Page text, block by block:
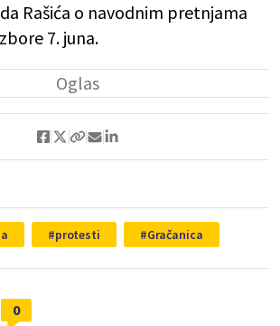
Rašića o navodnim pretnjama
7. juna.
protesti Gračanica
0